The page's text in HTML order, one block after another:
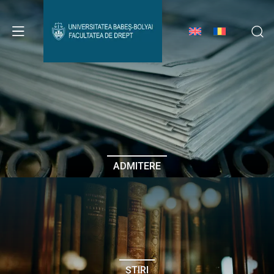
Avizier Studenți
Studii
Admitere
Erasmus & Internațional
Despre Facultate
ADMITERE
ȘTIRI